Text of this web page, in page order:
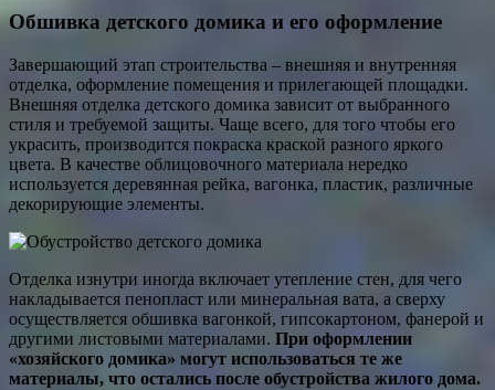
Обшивка детского домика и его оформление
Завершающий этап строительства – внешняя и внутренняя
отделка, оформление помещения и прилегающей площадки.
Внешняя отделка детского домика зависит от выбранного
стиля и требуемой защиты. Чаще всего, для того чтобы его
украсить, производится покраска краской разного яркого
цвета. В качестве облицовочного материала нередко
используется деревянная рейка, вагонка, пластик, различные
декорирующие элементы.
Отделка изнутри иногда включает утепление стен, для чего
накладывается пенопласт или минеральная вата, а сверху
осуществляется обшивка вагонкой, гипсокартоном, фанерой и
другими листовыми материалами. При оформлении
«хозяйского домика» могут использоваться те же
материалы, что остались после обустройства жилого дома.